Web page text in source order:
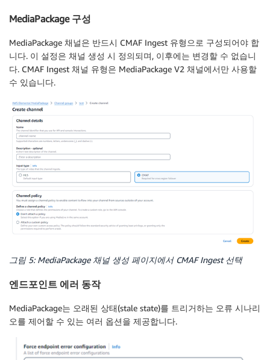
MediaPackage 구성
MediaPackage 채널은 반드시 CMAF Ingest 유형으로 구성되어야 합
니다. 이 설정은 채널 생성 시 정의되며, 이후에는 변경할 수 없습니
다. CMAF Ingest 채널 유형은 MediaPackage V2 채널에서만 사용할
수 있습니다.
그림 5: MediaPackage 채널 생성 페이지에서 CMAF Ingest 선택
엔드포인트 에러 동작
MediaPackage는 오래된 상태(stale state)를 트리거하는 오류 시나리
오를 제어할 수 있는 여러 옵션을 제공합니다.